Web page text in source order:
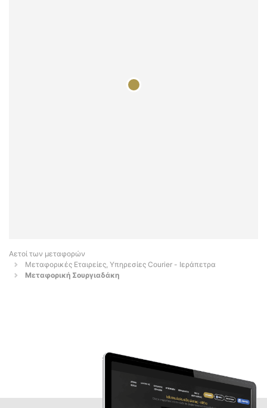
Αετοί των μεταφορών
Μεταφορικές Εταιρείες, Υπηρεσίες Courier - Ιεράπετρα
Μεταφορική Σουργιαδάκη